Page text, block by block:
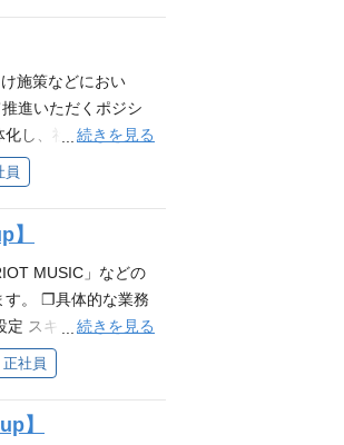
メ、VTuber、アニ
書きに抵抗がない
挑戦を楽しめる方
ピードで実行でき
で業務を遂行できる
ファン体験を支え
スキル成長環境
ツ分けを含めたモデ
Live2Dモデルの修
ティ管理 セットア
Effects ※上記す
いたモデリング実務
係者との調整経験
制作の経験 求める
しめる方 試行錯誤
実行できる方 妥協
遂行できる方
施策などにおい
進いただくポジシ
化し、社内外の関係
導いていただきま
営 イベントコンセ
リエイター、社内関
ール 見積精査、発
シューティング 実
準化 必須スキル リ
管理、または制作
実管理経験 外部
、演劇等の大規模
領域、芸能プロダ
し、改善した経験
続きを見る
員
MUSIC」などの
す。 ❐具体的な業務
定 スキルや適正など
ク： Extenject、U
ル：GitHub、Notio
ル・経験 ❐必須要
or 2 ※
続きを見る
正社員
】